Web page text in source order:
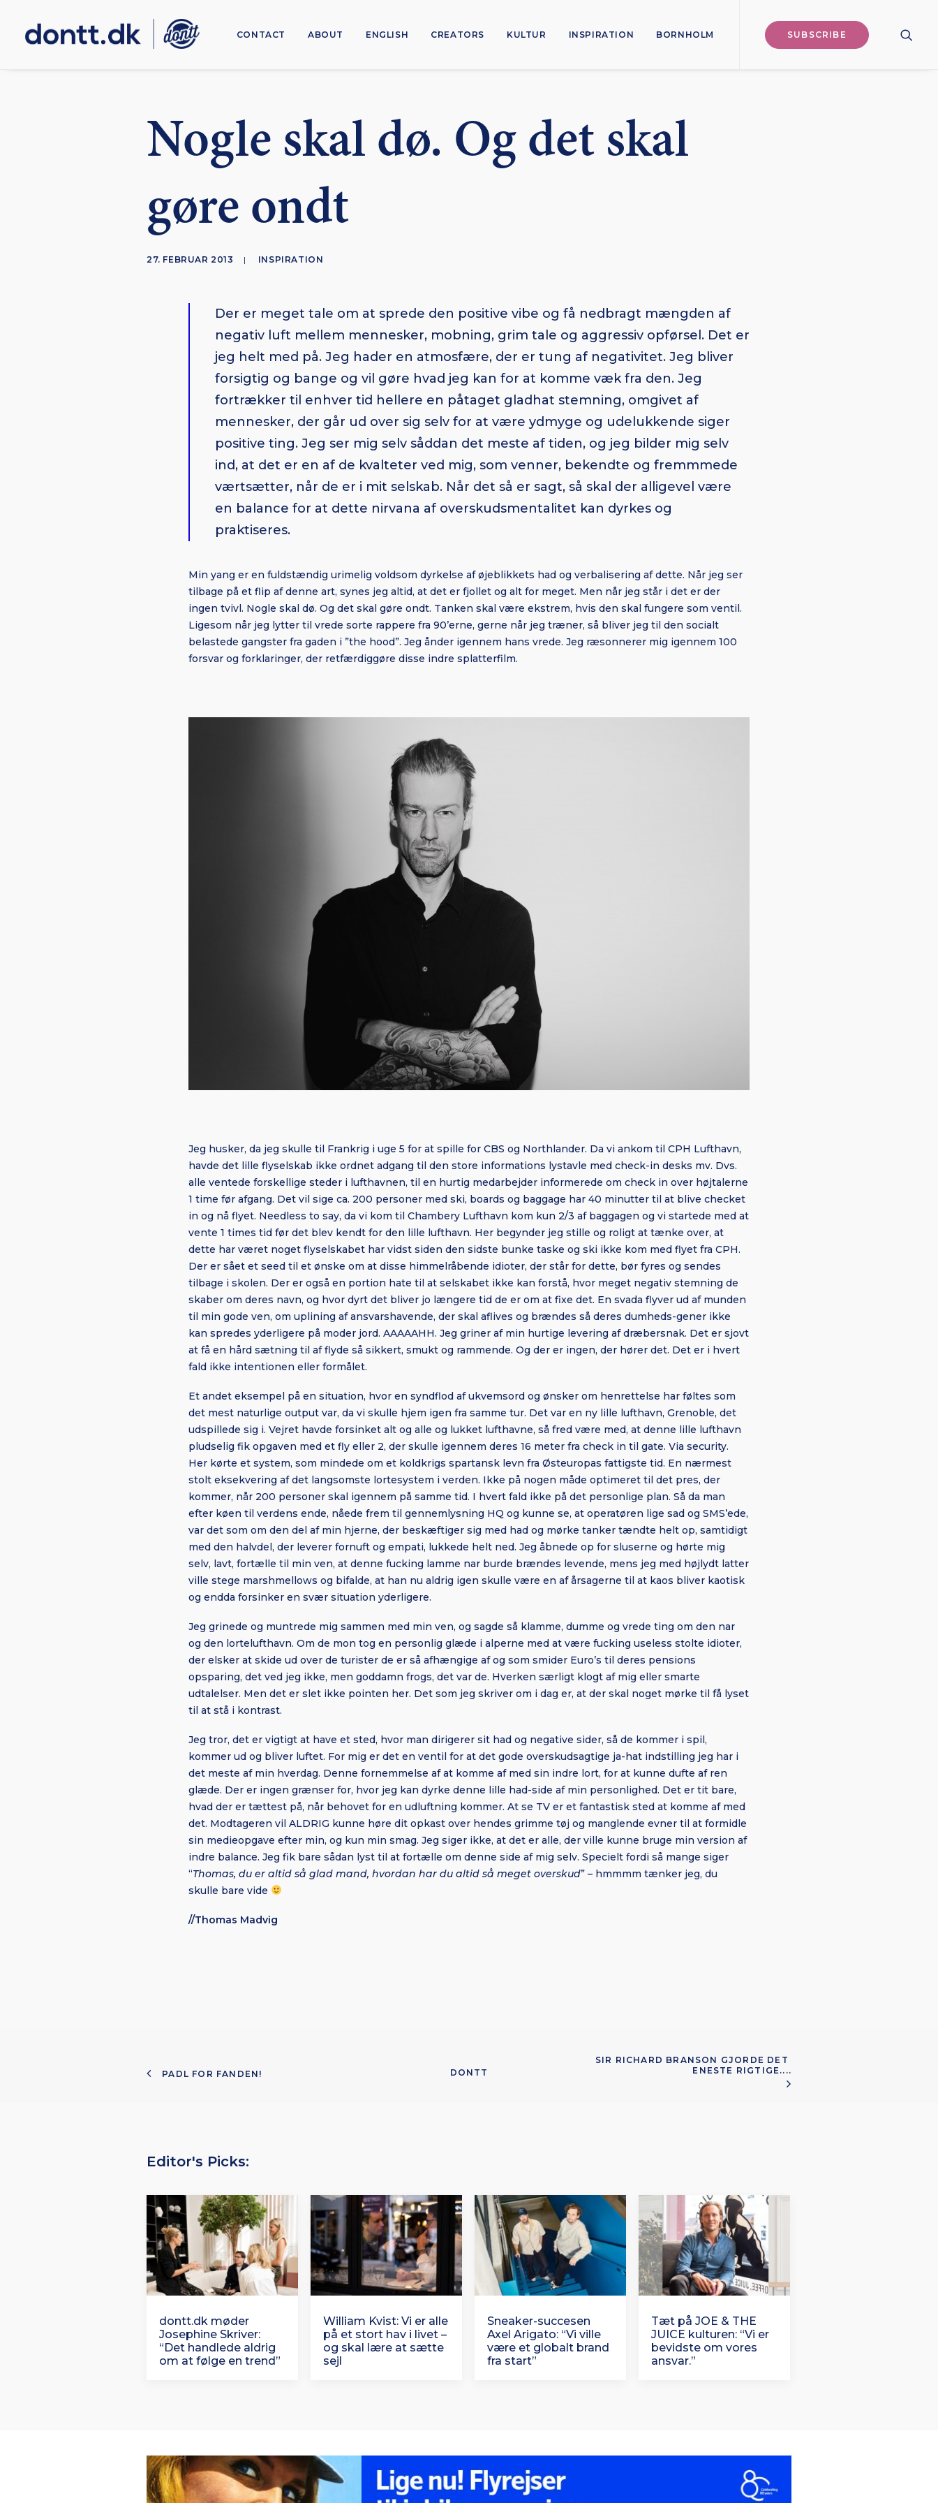
CONTACT ABOUT ENGLISH CREATORS KULTUR INSPIRATION BORNHOLM SUBSCRIBE
Nogle skal dø. Og det skal
gøre ondt
27. FEBRUAR 2013 | INSPIRATION
Der er meget tale om at sprede den positive vibe og få nedbragt mængden af
negativ luft mellem mennesker, mobning, grim tale og aggressiv opførsel. Det er
jeg helt med på. Jeg hader en atmosfære, der er tung af negativitet. Jeg bliver
forsigtig og bange og vil gøre hvad jeg kan for at komme væk fra den. Jeg
fortrækker til enhver tid hellere en påtaget gladhat stemning, omgivet af
mennesker, der går ud over sig selv for at være ydmyge og udelukkende siger
positive ting. Jeg ser mig selv såddan det meste af tiden, og jeg bilder mig selv
ind, at det er en af de kvalteter ved mig, som venner, bekendte og fremmmede
værtsætter, når de er i mit selskab. Når det så er sagt, så skal der alligevel være
en balance for at dette nirvana af overskudsmentalitet kan dyrkes og
praktiseres.
Min yang er en fuldstændig urimelig voldsom dyrkelse af øjeblikkets had og verbalisering af dette. Når jeg ser
tilbage på et flip af denne art, synes jeg altid, at det er fjollet og alt for meget. Men når jeg står i det er der
ingen tvivl. Nogle skal dø. Og det skal gøre ondt. Tanken skal være ekstrem, hvis den skal fungere som ventil.
Ligesom når jeg lytter til vrede sorte rappere fra 90’erne, gerne når jeg træner, så bliver jeg til den socialt
belastede gangster fra gaden i ”the hood”. Jeg ånder igennem hans vrede. Jeg ræsonnerer mig igennem 100
forsvar og forklaringer, der retfærdiggøre disse indre splatterfilm.
Jeg husker, da jeg skulle til Frankrig i uge 5 for at spille for CBS og Northlander. Da vi ankom til CPH Lufthavn,
havde det lille flyselskab ikke ordnet adgang til den store informations lystavle med check-in desks mv. Dvs.
alle ventede forskellige steder i lufthavnen, til en hurtig medarbejder informerede om check in over højtalerne
1 time før afgang. Det vil sige ca. 200 personer med ski, boards og baggage har 40 minutter til at blive checket
in og nå flyet. Needless to say, da vi kom til Chambery Lufthavn kom kun 2/3 af baggagen og vi startede med at
vente 1 times tid før det blev kendt for den lille lufthavn. Her begynder jeg stille og roligt at tænke over, at
dette har været noget flyselskabet har vidst siden den sidste bunke taske og ski ikke kom med flyet fra CPH.
Der er sået et seed til et ønske om at disse himmelråbende idioter, der står for dette, bør fyres og sendes
tilbage i skolen. Der er også en portion hate til at selskabet ikke kan forstå, hvor meget negativ stemning de
skaber om deres navn, og hvor dyrt det bliver jo længere tid de er om at fixe det. En svada flyver ud af munden
til min gode ven, om uplining af ansvarshavende, der skal aflives og brændes så deres dumheds-gener ikke
kan spredes yderligere på moder jord. AAAAAHH. Jeg griner af min hurtige levering af dræbersnak. Det er sjovt
at få en hård sætning til af flyde så sikkert, smukt og rammende. Og der er ingen, der hører det. Det er i hvert
fald ikke intentionen eller formålet.
Et andet eksempel på en situation, hvor en syndflod af ukvemsord og ønsker om henrettelse har føltes som
det mest naturlige output var, da vi skulle hjem igen fra samme tur. Det var en ny lille lufthavn, Grenoble, det
udspillede sig i. Vejret havde forsinket alt og alle og lukket lufthavne, så fred være med, at denne lille lufthavn
pludselig fik opgaven med et fly eller 2, der skulle igennem deres 16 meter fra check in til gate. Via security.
Her kørte et system, som mindede om et koldkrigs spartansk levn fra Østeuropas fattigste tid. En nærmest
stolt eksekvering af det langsomste lortesystem i verden. Ikke på nogen måde optimeret til det pres, der
kommer, når 200 personer skal igennem på samme tid. I hvert fald ikke på det personlige plan. Så da man
efter køen til verdens ende, nåede frem til gennemlysning HQ og kunne se, at operatøren lige sad og SMS’ede,
var det som om den del af min hjerne, der beskæftiger sig med had og mørke tanker tændte helt op, samtidigt
med den halvdel, der leverer fornuft og empati, lukkede helt ned. Jeg åbnede op for sluserne og hørte mig
selv, lavt, fortælle til min ven, at denne fucking lamme nar burde brændes levende, mens jeg med højlydt latter
ville stege marshmellows og bifalde, at han nu aldrig igen skulle være en af årsagerne til at kaos bliver kaotisk
og endda forsinker en svær situation yderligere.
Jeg grinede og muntrede mig sammen med min ven, og sagde så klamme, dumme og vrede ting om den nar
og den lortelufthavn. Om de mon tog en personlig glæde i alperne med at være fucking useless stolte idioter,
der elsker at skide ud over de turister de er så afhængige af og som smider Euro’s til deres pensions
opsparing, det ved jeg ikke, men goddamn frogs, det var de. Hverken særligt klogt af mig eller smarte
udtalelser. Men det er slet ikke pointen her. Det som jeg skriver om i dag er, at der skal noget mørke til få lyset
til at stå i kontrast.
Jeg tror, det er vigtigt at have et sted, hvor man dirigerer sit had og negative sider, så de kommer i spil,
kommer ud og bliver luftet. For mig er det en ventil for at det gode overskudsagtige ja-hat indstilling jeg har i
det meste af min hverdag. Denne fornemmelse af at komme af med sin indre lort, for at kunne dufte af ren
glæde. Der er ingen grænser for, hvor jeg kan dyrke denne lille had-side af min personlighed. Det er tit bare,
hvad der er tættest på, når behovet for en udluftning kommer. At se TV er et fantastisk sted at komme af med
det. Modtageren vil ALDRIG kunne høre dit opkast over hendes grimme tøj og manglende evner til at formidle
sin medieopgave efter min, og kun min smag. Jeg siger ikke, at det er alle, der ville kunne bruge min version af
indre balance. Jeg fik bare sådan lyst til at fortælle om denne side af mig selv. Specielt fordi så mange siger
“Thomas, du er altid så glad mand, hvordan har du altid så meget overskud” – hmmmm tænker jeg, du
skulle bare vide
//Thomas Madvig
PADL FOR FANDEN! DONTT
SIR RICHARD BRANSON GJORDE DET
ENESTE RIGTIGE....
Editor's Picks:
dontt.dk møder
Josephine Skriver:
“Det handlede aldrig
om at følge en trend”
William Kvist: Vi er alle
på et stort hav i livet –
og skal lære at sætte
sejl
Sneaker-succesen
Axel Arigato: “Vi ville
være et globalt brand
fra start”
Tæt på JOE & THE
JUICE kulturen: “Vi er
bevidste om vores
ansvar.”